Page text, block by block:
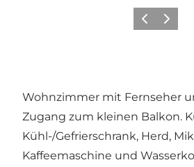
ZurückWeiter
Wohnzimmer mit Fernseher
Zugang zum kleinen Balkon.
Kühl-/Gefrierschrank, Herd,
Kaffeemaschine und